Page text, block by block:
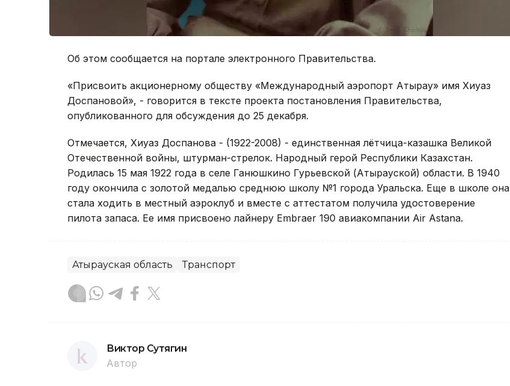
Об этом сообщается на портале электронного Правительства.
«Присвоить акционерному обществу «Международный аэропорт Атырау» имя Хиуаз
Доспановой», - говорится в тексте проекта постановления Правительства,
опубликованного для обсуждения до 25 декабря.
Отмечается, Хиуаз Доспанова - (1922-2008) - единственная лётчица-казашка Великой
Отечественной войны, штурман-стрелок. Народный герой Республики Казахстан.
Родилась 15 мая 1922 года в селе Ганюшкино Гурьевской (Атырауской) области. В 1940
году окончила с золотой медалью среднюю школу №1 города Уральска. Еще в школе она
стала ходить в местный аэроклуб и вместе с аттестатом получила удостоверение
пилота запаса. Ее имя присвоено лайнеру Embraer 190 авиакомпании Air Astana.
Атырауская область Транспорт
Виктор Сутягин
Автор